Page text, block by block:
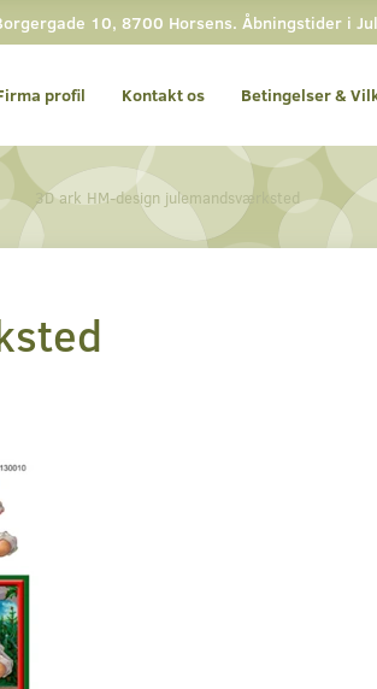
10, 8700 Horsens. Åbningstider i
profil Kontakt os Betingelser &
3D ark HM-design julemandsværksted